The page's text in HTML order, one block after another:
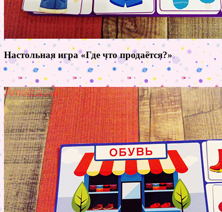
Настольная игра «Где что продаётся?»